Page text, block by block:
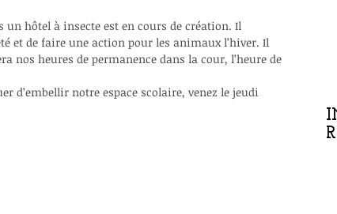
un hôtel à insecte est en cours de création. Il
et de faire une action pour les animaux l’hiver. Il
nos heures de permanence dans la cour, l’heure de
d’embellir notre espace scolaire, venez le jeudi